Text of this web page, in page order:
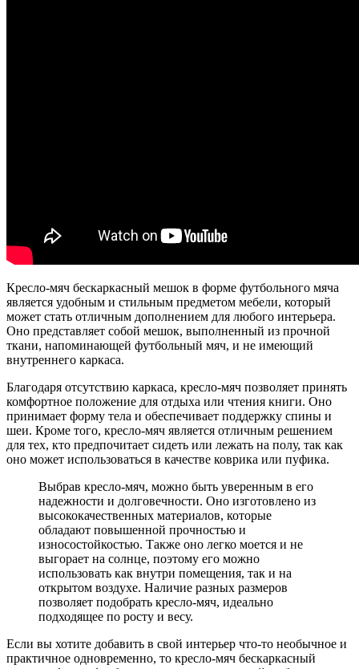
Кресло-мяч бескаркасный мешок в форме футбольного мяча
является удобным и стильным предметом мебели, который
может стать отличным дополнением для любого интерьера.
Оно представляет собой мешок, выполненный из прочной
ткани, напоминающей футбольный мяч, и не имеющий
внутреннего каркаса.
Благодаря отсутствию каркаса, кресло-мяч позволяет принять
комфортное положение для отдыха или чтения книги. Оно
принимает форму тела и обеспечивает поддержку спины и
шеи. Кроме того, кресло-мяч является отличным решением
для тех, кто предпочитает сидеть или лежать на полу, так как
оно может использоваться в качестве коврика или пуфика.
Выбрав кресло-мяч, можно быть уверенным в его
надежности и долговечности. Оно изготовлено из
высококачественных материалов, которые
обладают повышенной прочностью и
износостойкостью. Также оно легко моется и не
выгорает на солнце, поэтому его можно
использовать как внутри помещения, так и на
открытом воздухе. Наличие разных размеров
позволяет подобрать кресло-мяч, идеально
подходящее по росту и весу.
Если вы хотите добавить в свой интерьер что-то необычное и
практичное одновременно, то кресло-мяч бескаркасный